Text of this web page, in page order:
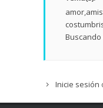
amor
Inicie sesión